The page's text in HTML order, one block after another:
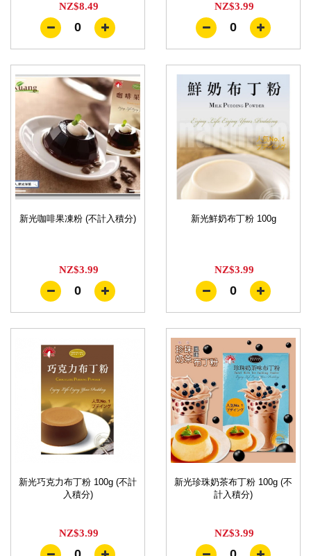
NZ$8.49
0
NZ$3.99
0
新光咖啡果凍粉 (不計入積分)
NZ$3.99
0
新光鮮奶布丁粉 100g
NZ$3.99
0
新光巧克力布丁粉 100g (不計
入積分)
NZ$3.99
新光珍珠奶茶布丁粉 100g (不
計入積分)
NZ$3.99